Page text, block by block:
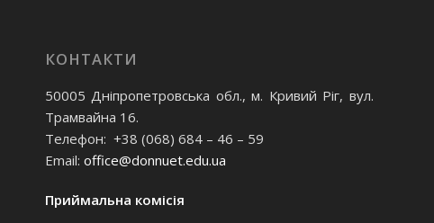
КОНТАКТИ
50005 Дніпропетровська обл., м. Кривий Ріг, вул.
Трамвайна 16.
Телефон: +38 (068) 684 – 46 – 59
Email: office@donnuet.edu.ua
Приймальна комісія